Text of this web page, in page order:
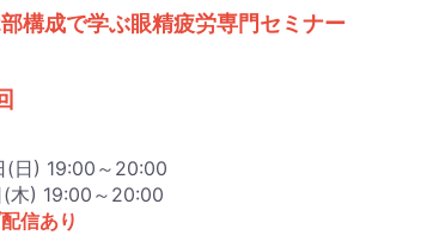
構成で学ぶ眼精疲労専門セミナー
日) 19:00～20:00
木) 19:00～20:00
信あり